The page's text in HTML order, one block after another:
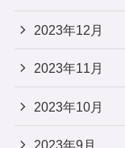
2023年12月
2023年11月
2023年10月
2023年9月